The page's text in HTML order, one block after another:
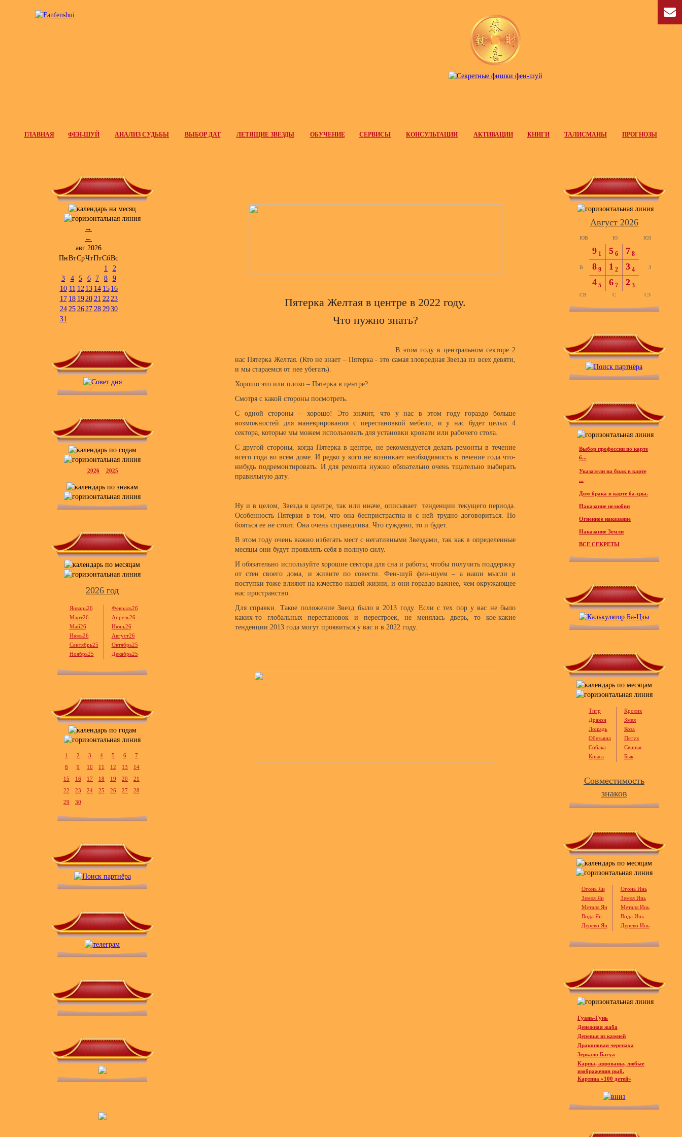
ГЛАВНАЯ ФЕН-ШУЙ АНАЛИЗ СУДЬБЫ ВЫБОР ДАТ ЛЕТЯЩИЕ ЗВЕЗДЫ ОБУЧЕНИЕ СЕРВИСЫ КОНСУЛЬТАЦИИ АКТИВАЦИИ КНИГИ ТАЛИСМАНЫ ПРОГНОЗЫ
→
←
авг 2026
ПнВтСрЧтПтСбВс
1
2
3
4 5 6 7 8
9
10 11 12 13 14 15 16
17 18 1920 21 2223
24 25 2627 28 2930
31
2026 2025
2026 год
Январь26
Февраль26
Март26
Апрель26
Май26
Июнь26
Июль26
Август26
Сентябрь25
Октябрь25
Ноябрь25
Декабрь25
1 2 3 4 5 6
7
8
9 10 11 12 13
14
15
16 17 18 19 20
21
22
23 24 25 26 27
28
29
30
Пятерка Желтая в центре в 2022 году.
Что нужно знать?
В этом году в центральном секторе 2
нас Пятерка Желтая. (Кто не знает – Пятерка - это самая зловредная Звезда из всех девяти,
и мы стараемся от нее убегать).
Хорошо это или плохо – Пятерка в центре?
Смотря с какой стороны посмотреть.
С одной стороны – хорошо! Это значит, что у нас в этом году гораздо больше
возможностей для маневрирования с перестановкой мебели, и у нас будет целых 4
сектора, которые мы можем использовать для установки кровати или рабочего стола.
С другой стороны, когда Пятерка в центре, не рекомендуется делать ремонты в течение
всего года во всем доме. И редко у кого не возникает необходимость в течение года что-
нибудь подремонтировать. И для ремонта нужно обязательно очень тщательно выбирать
правильную дату.
Ну и в целом, Звезда в центре, так или иначе, описывает тенденции текущего периода.
Особенность Пятерки в том, что она беспристрастна и с ней трудно договориться. Но
бояться ее не стоит. Она очень справедлива. Что суждено, то и будет.
В этом году очень важно избегать мест с негативными Звездами, так как в определенные
месяцы они будут проявлять себя в полную силу.
И обязательно используйте хорошие сектора для сна и работы, чтобы получить поддержку
от стен своего дома, и живите по совести. Фен-шуй фен-шуем – а наши мысли и
поступки тоже влияют на качество нашей жизни, и они гораздо важнее, чем окружающее
нас пространство.
Для справки. Такое положение Звезд было в 2013 году. Если с тех пор у вас не было
каких-то глобальных перестановок и перестроек, не менялась дверь, то кое-какие
тенденции 2013 года могут проявиться у вас и в 2022 году.
Август 2026
ЮВ
9 1
Ю
5 6
ЮЗ
7 8
В 8 9 1 2 З
3 4
СВ
4 5
С
6 7
СЗ
2 3
Выбор профессии по карте
б...
Указатели на брак в карте
...
Дом брака в карте ба-цзы.
Наказание нелюбви
Огненное наказание
Наказание Земли
ВСЕ СЕКРЕТЫ
Тигр
Кролик
Дракон
Змея
Лошадь
Коза
Обезьяна
Петух
Собака
Свинья
Крыса
Бык
Совместимость
знаков
Огонь Ян
Огонь Инь
Земля Ян
Земля Инь
Металл Ян
Металл Инь
Вода Ян
Вода Инь
Дерево Ян
Дерево Инь
Гуань-Гунь
Денежная жаба
Деревья из камней
Драконовая черепаха
Зеркало Багуа
Карпы, аррованы, любые
изображения рыб.
Картина «100 детей»